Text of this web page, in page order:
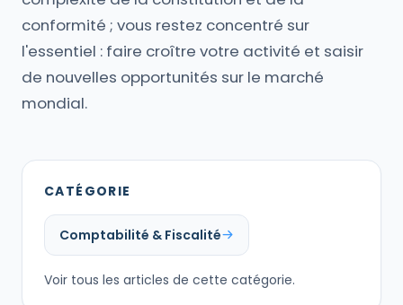
conformité ; vous restez concentré sur
l'essentiel : faire croître votre activité et saisir
de nouvelles opportunités sur le marché
mondial.
CATÉGORIE
Comptabilité & Fiscalité
Voir tous les articles de cette catégorie.